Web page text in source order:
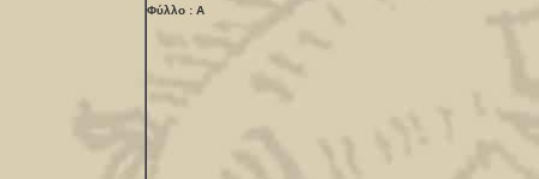
Φύλλο : Α